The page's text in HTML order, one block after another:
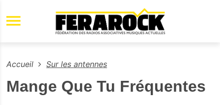
Aller au contenu principal
Accueil Sur les antennes
Mange Que Tu Fréquentes